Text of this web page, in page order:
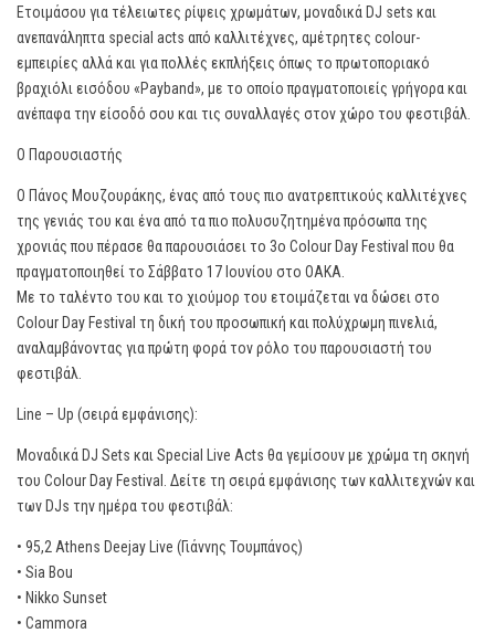
Ετοιμάσου για τέλειωτες ρίψεις χρωμάτων, μοναδικά DJ sets και
ανεπανάληπτα special acts από καλλιτέχνες, αμέτρητες colour-
εμπειρίες αλλά και για πολλές εκπλήξεις όπως το πρωτοποριακό
βραχιόλι εισόδου «Payband», με το οποίο πραγματοποιείς γρήγορα και
ανέπαφα την είσοδό σου και τις συναλλαγές στον χώρο του φεστιβάλ.
Ο Παρουσιαστής
Ο Πάνος Μουζουράκης, ένας από τους πιο ανατρεπτικούς καλλιτέχνες
της γενιάς του και ένα από τα πιο πολυσυζητημένα πρόσωπα της
χρονιάς που πέρασε θα παρουσιάσει το 3ο Colour Day Festival που θα
πραγματοποιηθεί το Σάββατο 17 Ιουνίου στο ΟΑΚΑ.
Με το ταλέντο του και το χιούμορ του ετοιμάζεται να δώσει στο
Colour Day Festival τη δική του προσωπική και πολύχρωμη πινελιά,
αναλαμβάνοντας για πρώτη φορά τον ρόλο του παρουσιαστή του
φεστιβάλ.
Line – Up (σειρά εμφάνισης):
Μοναδικά DJ Sets και Special Live Acts θα γεμίσουν με χρώμα τη σκηνή
του Colour Day Festival. Δείτε τη σειρά εμφάνισης των καλλιτεχνών και
των DJs την ημέρα του φεστιβάλ:
• 95,2 Athens Deejay Live (Γιάννης Τουμπάνος)
• Sia Bou
• Nikko Sunset
• Cammora